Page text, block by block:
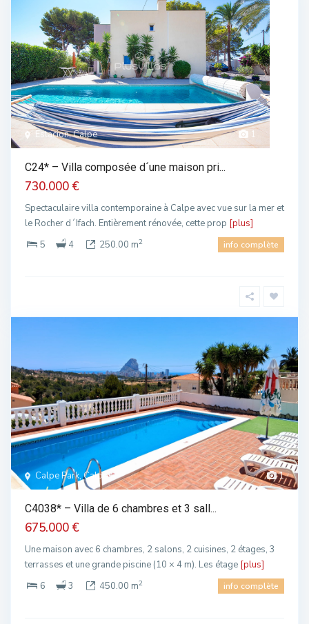
1
Estacion, Calpe
C24* – Villa composée d´une maison pri...
730.000 €
Spectaculaire villa contemporaine à Calpe avec vue sur la mer et
le Rocher d´Ifach. Entièrement rénovée, cette prop [plus]
5
4 250.00 m2 info complète
1
Calpe Park, Calpe
C4038* – Villa de 6 chambres et 3 sall...
675.000 €
Une maison avec 6 chambres, 2 salons, 2 cuisines, 2 étages, 3
terrasses et une grande piscine (10 × 4 m). Les étage [plus]
6
3 450.00 m2 info complète